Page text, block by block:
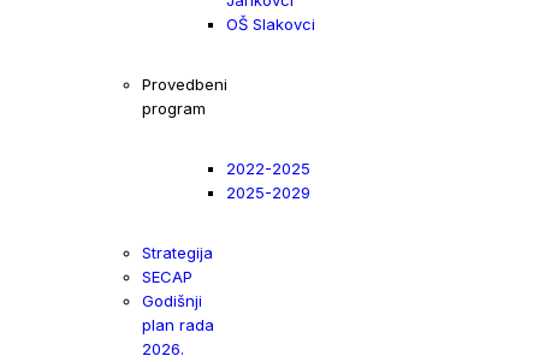
OŠ Slakovci
Provedbeni
program
2022-2025
2025-2029
Strategija
SECAP
Godišnji
plan rada
2026.